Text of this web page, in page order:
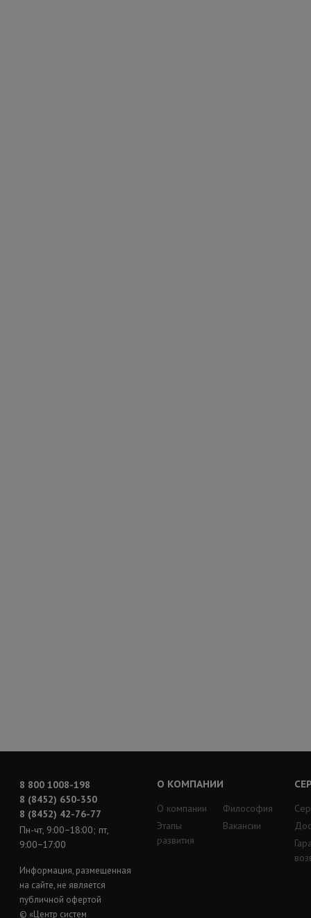
8 800 1008-198
8 (8452) 650-350
8 (8452) 42-76-77
Пн-чт, 9:00−18:00; пт,
9:00−17:00
Информация, размещенная
на сайте, не является
публичной офертой
© «Центр систем
О КОМПАНИИ
О компании
Этапы
развития
Философия
Вакансии